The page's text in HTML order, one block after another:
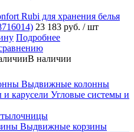
Rubi для хранения белья
23 183 руб. / шт
Подробнее
В наличии
Выдвижные колонны
Угловые системы и
Выдвижные корзины